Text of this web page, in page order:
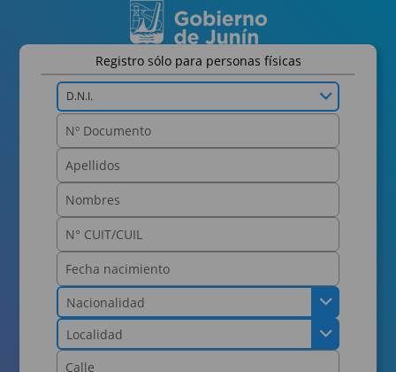
Registro sólo para personas físicas
D.N.I.